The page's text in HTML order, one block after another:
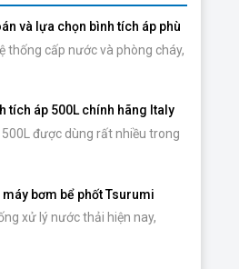
và lựa chọn bình tích áp phù
bơm
thống cấp nước và phòng cháy,
tích áp 500L chính hãng Italy
500L được dùng rất nhiều trong
bơm bể phốt Tsurumi
xử lý nước thải hiện nay,